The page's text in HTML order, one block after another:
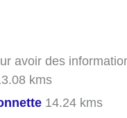
avoir des
kms
14.24 kms